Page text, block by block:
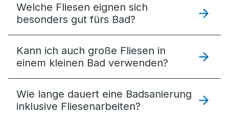
Welche Fliesen eignen sich
besonders gut fürs Bad?
Kann ich auch große Fliesen in
einem kleinen Bad verwenden?
Wie lange dauert eine Badsanierung
inklusive Fliesenarbeiten?